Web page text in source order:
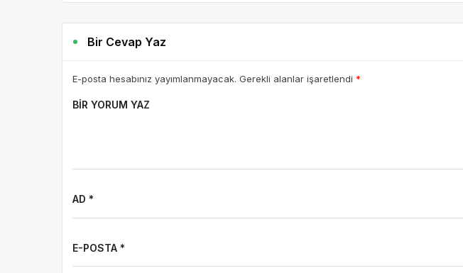
Bir Cevap Yaz
E-posta hesabınız yayımlanmayacak. Gerekli alanlar işaretlendi *
BIR YORUM YAZ
AD *
E-POSTA *